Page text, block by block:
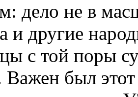
дело не в
и другие
с той поры
Важен был